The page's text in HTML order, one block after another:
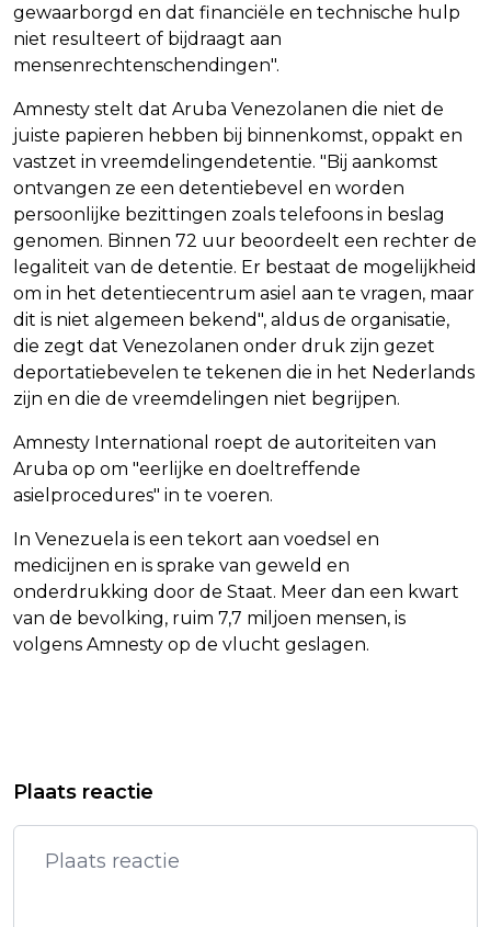
gewaarborgd en dat financiële en technische hulp
niet resulteert of bijdraagt aan
mensenrechtenschendingen".
Amnesty stelt dat Aruba Venezolanen die niet de
juiste papieren hebben bij binnenkomst, oppakt en
vastzet in vreemdelingendetentie. "Bij aankomst
ontvangen ze een detentiebevel en worden
persoonlijke bezittingen zoals telefoons in beslag
genomen. Binnen 72 uur beoordeelt een rechter de
legaliteit van de detentie. Er bestaat de mogelijkheid
om in het detentiecentrum asiel aan te vragen, maar
dit is niet algemeen bekend", aldus de organisatie,
die zegt dat Venezolanen onder druk zijn gezet
deportatiebevelen te tekenen die in het Nederlands
zijn en die de vreemdelingen niet begrijpen.
Amnesty International roept de autoriteiten van
Aruba op om "eerlijke en doeltreffende
asielprocedures" in te voeren.
In Venezuela is een tekort aan voedsel en
medicijnen en is sprake van geweld en
onderdrukking door de Staat. Meer dan een kwart
van de bevolking, ruim 7,7 miljoen mensen, is
volgens Amnesty op de vlucht geslagen.
ONTVANGEN MOGEN VOORTAAN OOK
RUNNING MATES VS TEGENOVER
ELKAAR IN MOGELIJK LAATSTE TV-
DEBAT
Plaats reactie